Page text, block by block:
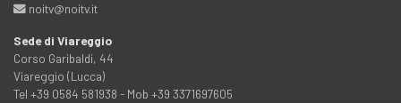
noitv@noitv.it
Sede di Viareggio
Corso Garibaldi, 44
Viareggio (Lucca)
Tel +39 0584 581938 - Mob +39 3371697605